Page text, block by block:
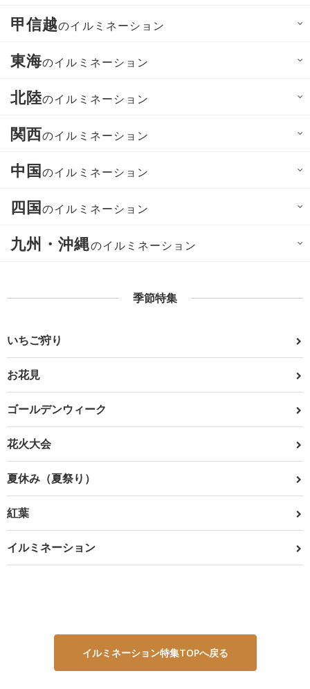
甲信越のイルミネーション
東海のイルミネーション
北陸のイルミネーション
関西のイルミネーション
中国のイルミネーション
四国のイルミネーション
九州・沖縄のイルミネーション
季節特集
いちご狩り
お花見
ゴールデンウィーク
花火大会
夏休み（夏祭り）
紅葉
イルミネーション
イルミネーション特集TOPへ戻る